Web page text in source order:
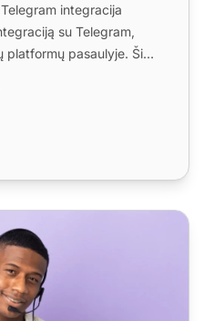
integracija
su Telegram,
platformų pasaulyje. Šis
klientų aptarnavimo